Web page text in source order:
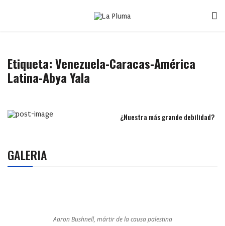
Etiqueta:Venezuela-Caracas-América
Latina-Abya Yala
¿Nuestra más grande debilidad?
GALERIA
Aaron Bushnell, mártir de la causa palestina